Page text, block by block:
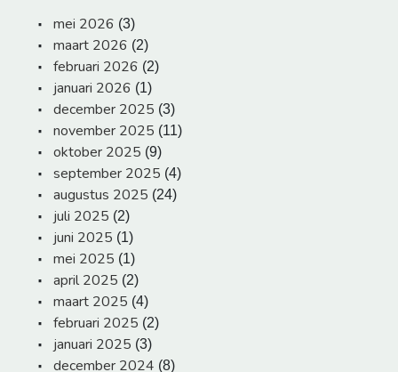
mei 2026 (3)
maart 2026 (2)
februari 2026 (2)
januari 2026 (1)
december 2025 (3)
november 2025 (11)
oktober 2025 (9)
september 2025 (4)
augustus 2025 (24)
juli 2025 (2)
juni 2025 (1)
mei 2025 (1)
april 2025 (2)
maart 2025 (4)
februari 2025 (2)
januari 2025 (3)
december 2024 (8)